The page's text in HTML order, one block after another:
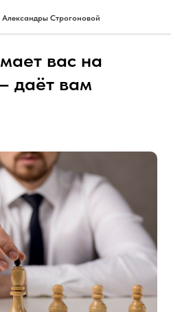
Строгоновой
вас на
даёт вам